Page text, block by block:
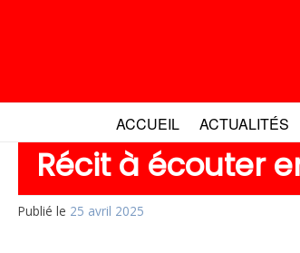
ACCUEIL ACTUALITÉS
Récit à écouter
Publié le 25 avril 2025